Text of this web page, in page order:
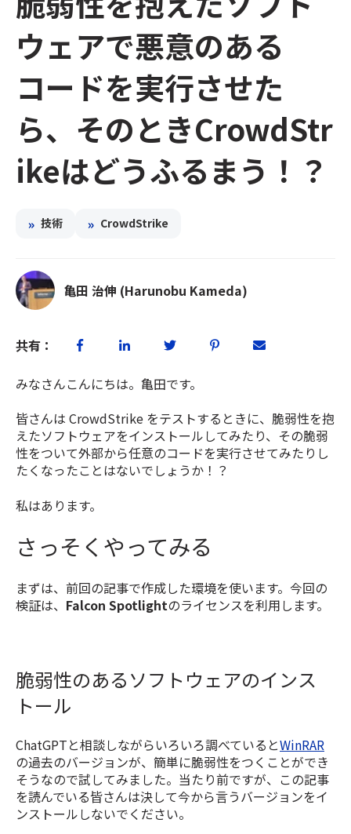
ウェアで悪意のある
コードを実行させた
ら、そのときCrowdStr
ikeはどうふるまう！？
» 技術 » CrowdStrike
亀田 治伸 (Harunobu Kameda)
共有：
みなさんこんにちは。亀田です。
皆さんは CrowdStrike をテストするときに、脆弱性を抱
えたソフトウェアをインストールしてみたり、その脆弱
性をついて外部から任意のコードを実行させてみたりし
たくなったことはないでしょうか！？
私はあります。
さっそくやってみる
まずは、前回の記事で作成した環境を使います。今回の
検証は、 Falcon Spotlightのライセンスを利用します。
脆弱性のあるソフトウェアのインス
トール
ChatGPTと相談しながらいろいろ調べているとWinRAR
の過去のバージョンが、簡単に脆弱性をつくことができ
そうなので試してみました。当たり前ですが、この記事
を読んでいる皆さんは決して今から言うバージョンをイ
ンストールしないでください。